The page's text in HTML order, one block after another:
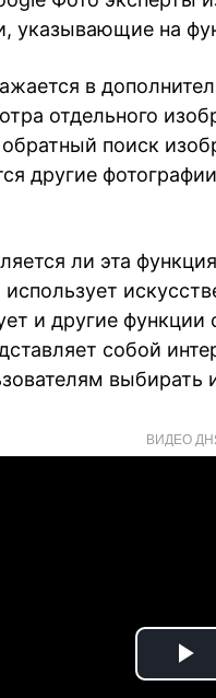
указывающие на
в
отдельного
поиск
другие
ли эта
и другие
собой
выбирать
ВИДЕО